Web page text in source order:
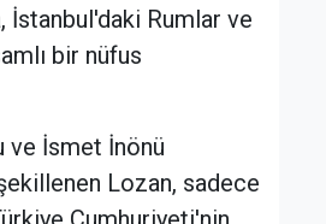
İstanbul'daki Rumlar ve
bir nüfus
ve İsmet İnönü
Lozan, sadece